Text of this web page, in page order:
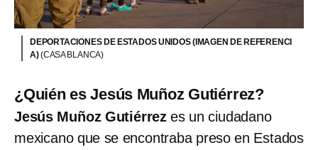
DEPORTACIONES DE ESTADOS UNIDOS (IMAGEN DE REFERENCI
A)(CASA BLANCA)
¿Quién es Jesús Muñoz Gutiérrez?
Jesús Muñoz Gutiérrez es un ciudadano
mexicano que se encontraba preso en Estados